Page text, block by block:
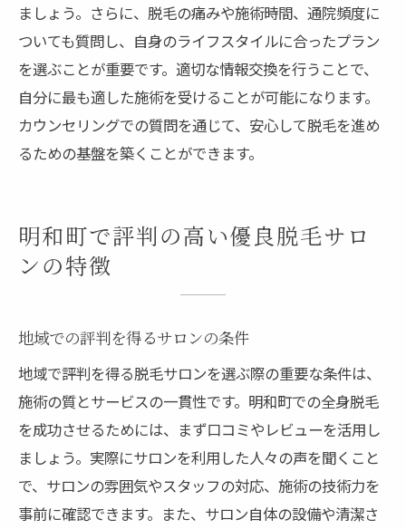
ましょう。さらに、脱毛の痛みや施術時間、通院頻度に
ついても質問し、自身のライフスタイルに合ったプラン
を選ぶことが重要です。適切な情報交換を行うことで、
自分に最も適した施術を受けることが可能になります。
カウンセリングでの質問を通じて、安心して脱毛を進め
るための基盤を築くことができます。
明和町で評判の高い優良脱毛サロ
ンの特徴
地域での評判を得るサロンの条件
地域で評判を得る脱毛サロンを選ぶ際の重要な条件は、
施術の質とサービスの一貫性です。明和町での全身脱毛
を成功させるためには、まず口コミやレビューを活用し
ましょう。実際にサロンを利用した人々の声を聞くこと
で、サロンの雰囲気やスタッフの対応、施術の技術力を
事前に確認できます。また、サロン自体の設備や清潔さ